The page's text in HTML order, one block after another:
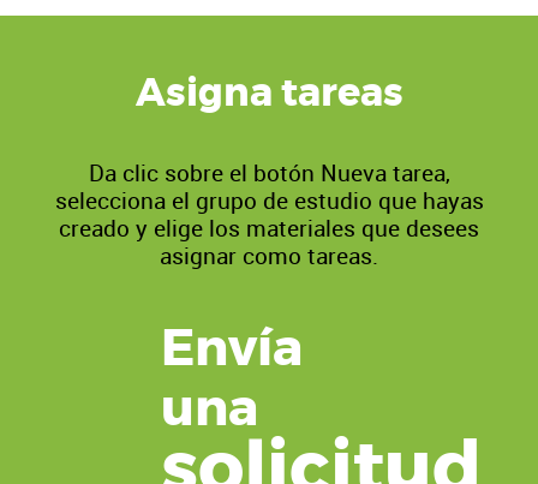
Asigna tareas
Da clic sobre el botón Nueva tarea,
selecciona el grupo de estudio que hayas
creado y elige los materiales que desees
asignar como tareas.
Envía
una